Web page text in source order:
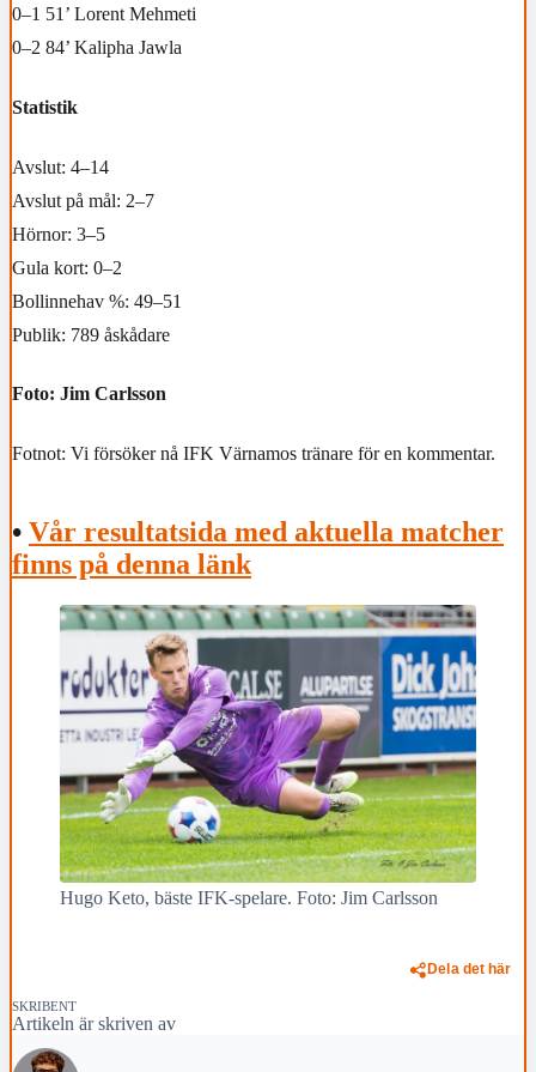
0–1 51’ Lorent Mehmeti
0–2 84’ Kalipha Jawla
Statistik
Avslut: 4–14
Avslut på mål: 2–7
Hörnor: 3–5
Gula kort: 0–2
Bollinnehav %: 49–51
Publik: 789 åskådare
Foto: Jim Carlsson
Fotnot: Vi försöker nå IFK Värnamos tränare för en kommentar.
• Vår resultatsida med aktuella matcher
finns på denna länk
Hugo Keto, bäste IFK-spelare. Foto: Jim Carlsson
Dela det här
SKRIBENT
Artikeln är skriven av